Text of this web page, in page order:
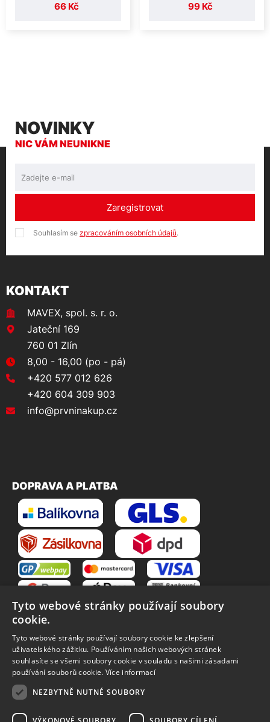
66 Kč 99 Kč
NOVINKY
NIC VÁM NEUNIKNE
Zaregistrovat
Souhlasím se zpracováním osobních údajů.
KONTAKT
MAVEX, spol. s. r. o.
Jateční 169
760 01 Zlín
8,00 - 16,00 (po - pá)
+420 577 012 626
+420 604 309 903
info@prvninakup.cz
DOPRAVA A PLATBA
VŠE O NÁKUPU
O nás
Obchodní podmínky
Reklamační řád
Vrácení zboží
Zpracování osobních údajů
Tyto webové stránky používají soubory
cookie.
Tyto webové stránky používají soubory cookie ke zlepšení
uživatelského zážitku. Používáním našich webových stránek
souhlasíte se všemi soubory cookie v souladu s našimi zásadami
používání souborů cookie. Více informací
NEZBYTNĚ NUTNÉ SOUBORY